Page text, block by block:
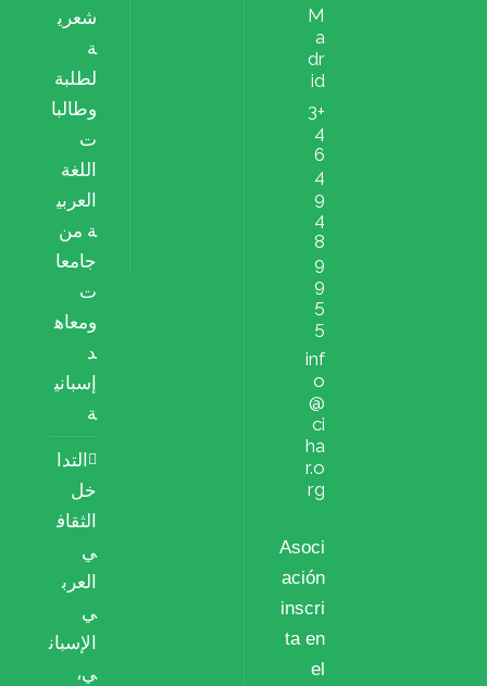
شعري
ة
لطلبة
وطالبا
ت
اللغة
العربي
ة من
جامعا
ت
ومعاه
د
إسباني
ة
التدا
خل
الثقاف
ي
العرب
ي
الإسبان
ي،
M
a
dr
id
+3
4
6
4
9
4
8
9
9
5
5
inf
o
@
ci
ha
r.o
rg
Asoci
ación
inscri
ta en
el